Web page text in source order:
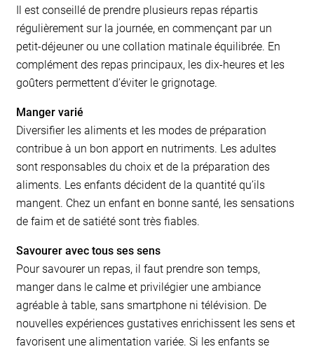
Il est conseillé de prendre plusieurs repas répartis
régulièrement sur la journée, en commençant par un
petit-déjeuner ou une collation matinale équilibrée. En
complément des repas principaux, les dix-heures et les
goûters permettent d’éviter le grignotage.
Manger varié
Diversifier les aliments et les modes de préparation
contribue à un bon apport en nutriments. Les adultes
sont responsables du choix et de la préparation des
aliments. Les enfants décident de la quantité qu’ils
mangent. Chez un enfant en bonne santé, les sensations
de faim et de satiété sont très fiables.
Savourer avec tous ses sens
Pour savourer un repas, il faut prendre son temps,
manger dans le calme et privilégier une ambiance
agréable à table, sans smartphone ni télévision. De
nouvelles expériences gustatives enrichissent les sens et
favorisent une alimentation variée. Si les enfants se